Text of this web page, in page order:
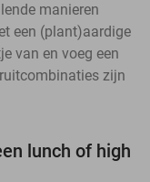
manieren
een (plant)aardige
van en voeg een
zijn
lunch of high